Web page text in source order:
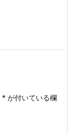
* が付いている欄